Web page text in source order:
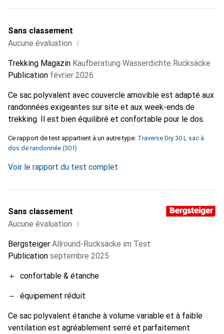
Sans classement
Aucune évaluation i
Trekking Magazin Kaufberatung Wasserdichte Rucksäcke
Publication février 2026
Ce sac polyvalent avec couvercle amovible est adapté aux
randonnées exigeantes sur site et aux week-ends de
trekking. Il est bien équilibré et confortable pour le dos.
Ce rapport de test appartient à un autre type: Traverse Dry 30 L sac à
dos de randonnée (30 l)
Voir le rapport du test complet
Sans classement
Aucune évaluation i
Bergsteiger Allround-Rucksäcke im Test
Publication septembre 2025
confortable & étanche
équipement réduit
Ce sac polyvalent étanche à volume variable et à faible
ventilation est agréablement serré et parfaitement